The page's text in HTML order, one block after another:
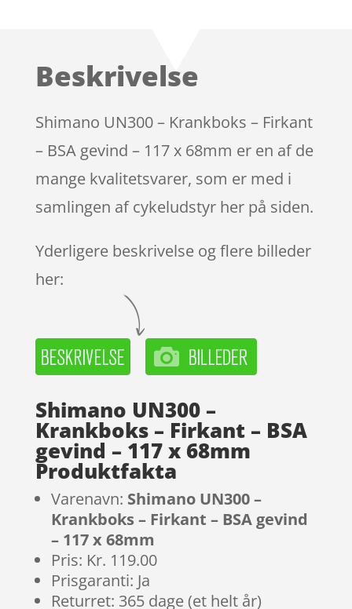
Beskrivelse
Shimano UN300 – Krankboks – Firkant
– BSA gevind – 117 x 68mm er en af de
mange kvalitetsvarer, som er med i
samlingen af cykeludstyr her på siden.
Yderligere beskrivelse og flere billeder
her:
Shimano UN300 –
Krankboks – Firkant – BSA
gevind – 117 x 68mm
Produktfakta
Varenavn: Shimano UN300 –
Krankboks – Firkant – BSA gevind
– 117 x 68mm
Pris: Kr. 119.00
Prisgaranti: Ja
Returret: 365 dage (et helt år)